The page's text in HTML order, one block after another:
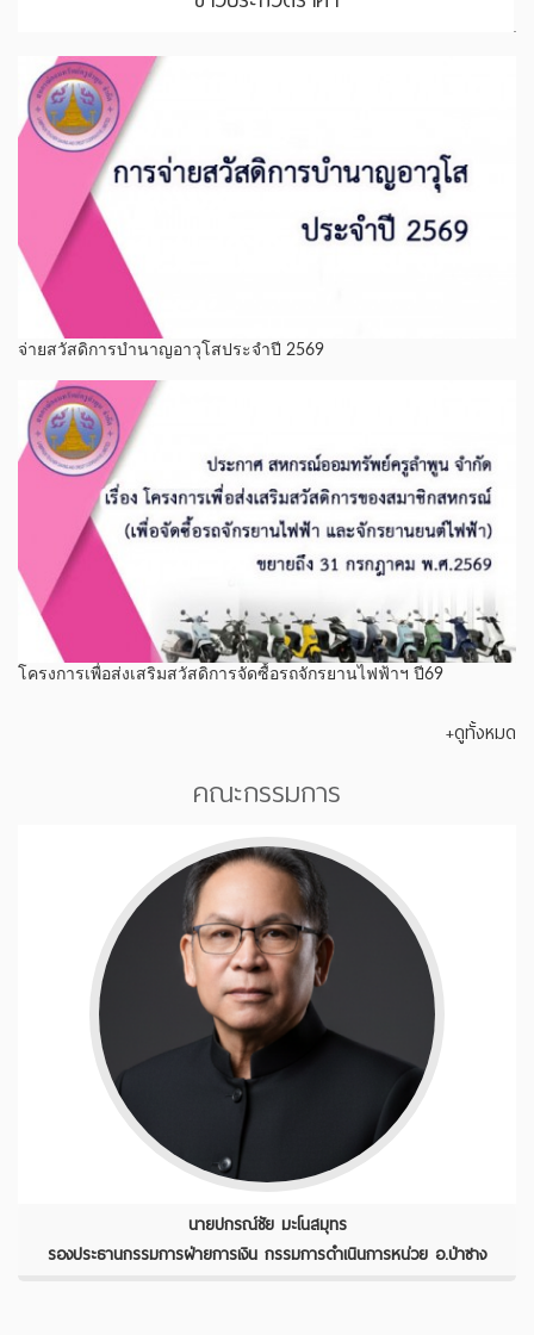
จ่ายสวัสดิการบำนาญอาวุโสประจำปี 2569
โครงการเพื่อส่งเสริมสวัสดิการจัดซื้อรถจักรยานไฟฟ้าฯ ปี69
+ดูทั้งหมด
คณะกรรมการ
นายปกรณ์ชัย มะโนสมุทร
รองประธานกรรมการฝ่ายการเงิน กรรมการดำเนินการหน่วย อ.ป่าซาง